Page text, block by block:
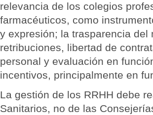
relevancia de los colegios
farmacéuticos, como
y expresión; la trasparencia
retribuciones, libertad de
personal y evaluación en
incentivos, principalmente en
La gestión de los RRHH debe
Sanitarios, no de las